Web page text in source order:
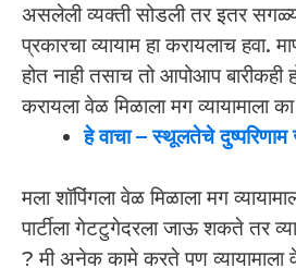
असलेली व्यक्ती सोडली तर इतर
प्रकारचा व्यायाम हा करायलाच
होत नाही तसाच तो आपोआप बारीकही
करायला वेळ मिळाला मग व्यायामाला
हे वाचा – स्थूलतेचे दुष्परिणाम
मला शॉपिंगला वेळ मिळाला मग
पार्टीला गेटटुगेदरला जाऊ शकते तर
? मी अनेक कामे करते पण व्यायामाला